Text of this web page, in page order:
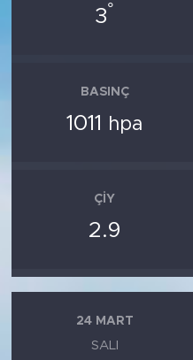
3°
BASINÇ
1011 hpa
ÇIY
2.9
24 MART
SALI